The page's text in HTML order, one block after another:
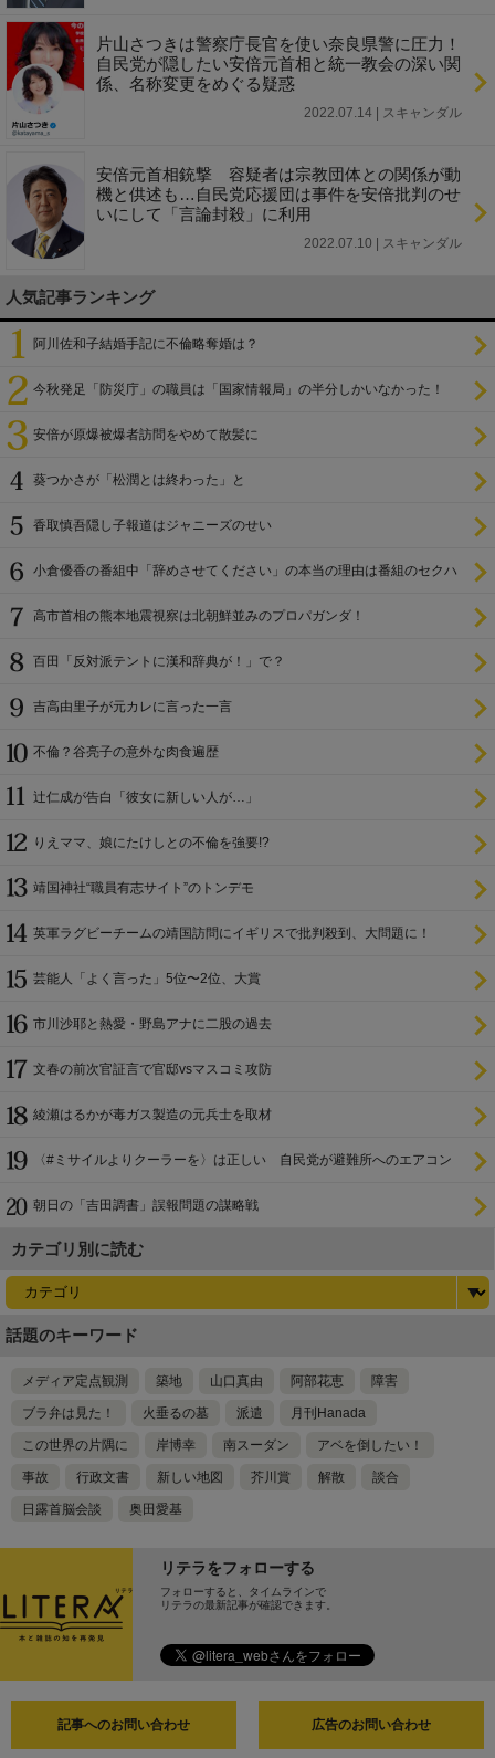
片山さつきは警察庁長官を使い奈良県警に圧力！
自民党が隠したい安倍元首相と統一教会の深い関
係、名称変更をめぐる疑惑
2022.07.14 | スキャンダル
安倍元首相銃撃 容疑者は宗教団体との関係が動
機と供述も…自民党応援団は事件を安倍批判のせ
いにして「言論封殺」に利用
2022.07.10 | スキャンダル
人気記事ランキング
阿川佐和子結婚手記に不倫略奪婚は？
今秋発足「防災庁」の職員は「国家情報局」の半分しかいなかった！
安倍が原爆被爆者訪問をやめて散髪に
葵つかさが「松潤とは終わった」と
香取慎吾隠し子報道はジャニーズのせい
小倉優香の番組中「辞めさせてください」の本当の理由は番組のセクハ
高市首相の熊本地震視察は北朝鮮並みのプロパガンダ！
百田「反対派テントに漢和辞典が！」で？
吉高由里子が元カレに言った一言
不倫？谷亮子の意外な肉食遍歴
辻仁成が告白「彼女に新しい人が…」
りえママ、娘にたけしとの不倫を強要!?
靖国神社“職員有志サイト”のトンデモ
英軍ラグビーチームの靖国訪問にイギリスで批判殺到、大問題に！
芸能人「よく言った」5位〜2位、大賞
市川沙耶と熱愛・野島アナに二股の過去
文春の前次官証言で官邸vsマスコミ攻防
綾瀬はるかが毒ガス製造の元兵士を取材
〈#ミサイルよりクーラーを〉は正しい 自民党が避難所へのエアコン
朝日の「吉田調書」誤報問題の謀略戦
カテゴリ別に読む
話題のキーワード
メディア定点観測 築地 山口真由 阿部花恵 障害
ブラ弁は見た！ 火垂るの墓 派遣 月刊Hanada
この世界の片隅に 岸博幸 南スーダン アベを倒したい！
事故 行政文書 新しい地図 芥川賞 解散 談合
日露首脳会談 奥田愛基
リテラをフォローする
フォローすると、タイムラインで
リテラの最新記事が確認できます。
記事へのお問い合わせ 広告のお問い合わせ